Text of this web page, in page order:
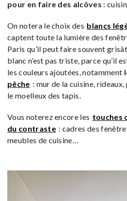
pour en faire des alcôves :
On notera le choix des blancs
captent toute la lumière des
Paris qu’il peut faire souvent
blanc n’est pas triste, parce qu’il
les couleurs ajoutées, notamment
pêche : mur de la cuisine,
le moelleux des tapis.
Vous noterez encore les touches
du contraste : cadres des
meubles de cuisine…